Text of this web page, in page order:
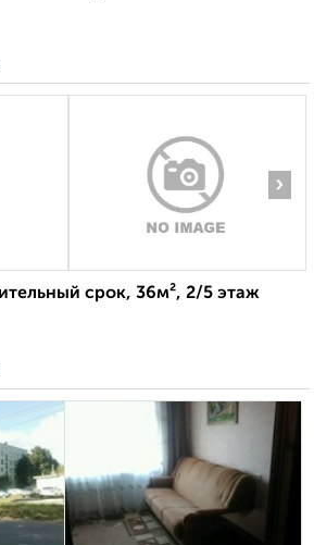
›
срок, 36м², 2/5 этаж